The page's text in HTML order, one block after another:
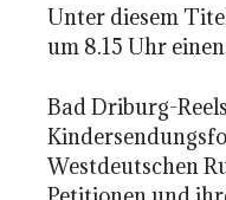
Unter diesem
um 8.15 Uhr
Bad Driburg-
Westdeutschen